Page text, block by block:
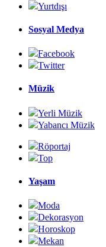
Yurtdışı
Sosyal Medya
Facebook
Twitter
Müzik
Yerli Müzik
Yabancı Müzik
Röportaj
Top
Yaşam
Moda
Dekorasyon
Horoskop
Mekan